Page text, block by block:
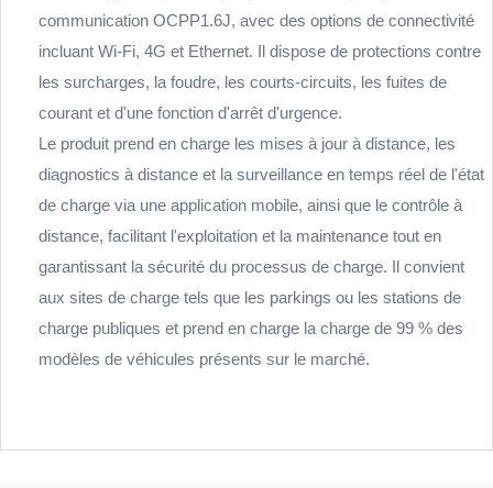
communication OCPP1.6J, avec des options de connectivité
incluant Wi-Fi, 4G et Ethernet. Il dispose de protections contre
les surcharges, la foudre, les courts-circuits, les fuites de
courant et d'une fonction d'arrêt d'urgence.
Le produit prend en charge les mises à jour à distance, les
diagnostics à distance et la surveillance en temps réel de l'état
de charge via une application mobile, ainsi que le contrôle à
distance, facilitant l'exploitation et la maintenance tout en
garantissant la sécurité du processus de charge. Il convient
aux sites de charge tels que les parkings ou les stations de
charge publiques et prend en charge la charge de 99 % des
modèles de véhicules présents sur le marché.